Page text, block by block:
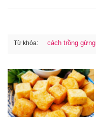
Từ khóa: cách trồng gừng